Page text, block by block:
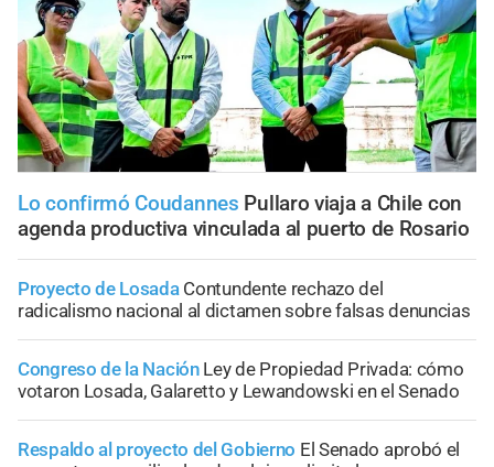
Lo confirmó Coudannes Pullaro viaja a Chile con
agenda productiva vinculada al puerto de Rosario
Proyecto de Losada Contundente rechazo del
radicalismo nacional al dictamen sobre falsas denuncias
Congreso de la Nación Ley de Propiedad Privada: cómo
votaron Losada, Galaretto y Lewandowski en el Senado
Respaldo al proyecto del Gobierno El Senado aprobó el